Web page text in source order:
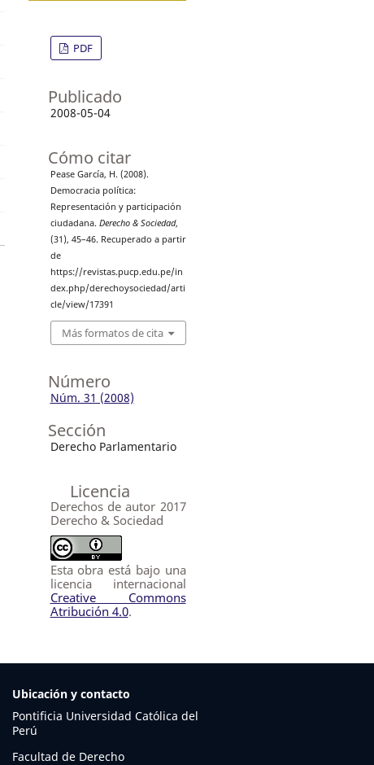
PDF
Publicado
2008-05-04
Cómo citar
Pease García, H. (2008).
Democracia política:
Representación y participación
ciudadana. Derecho & Sociedad,
(31), 45–46. Recuperado a partir
de
https://revistas.pucp.edu.pe/in
dex.php/derechoysociedad/arti
cle/view/17391
Más formatos de cita
Número
Núm. 31 (2008)
Sección
Derecho Parlamentario
Licencia
Derechos de autor 2017
Derecho & Sociedad
Esta obra está bajo una
licencia internacional
Creative Commons
Atribución 4.0.
Ubicación y contacto
Pontificia Universidad Católica del
Perú
Facultad de Derecho